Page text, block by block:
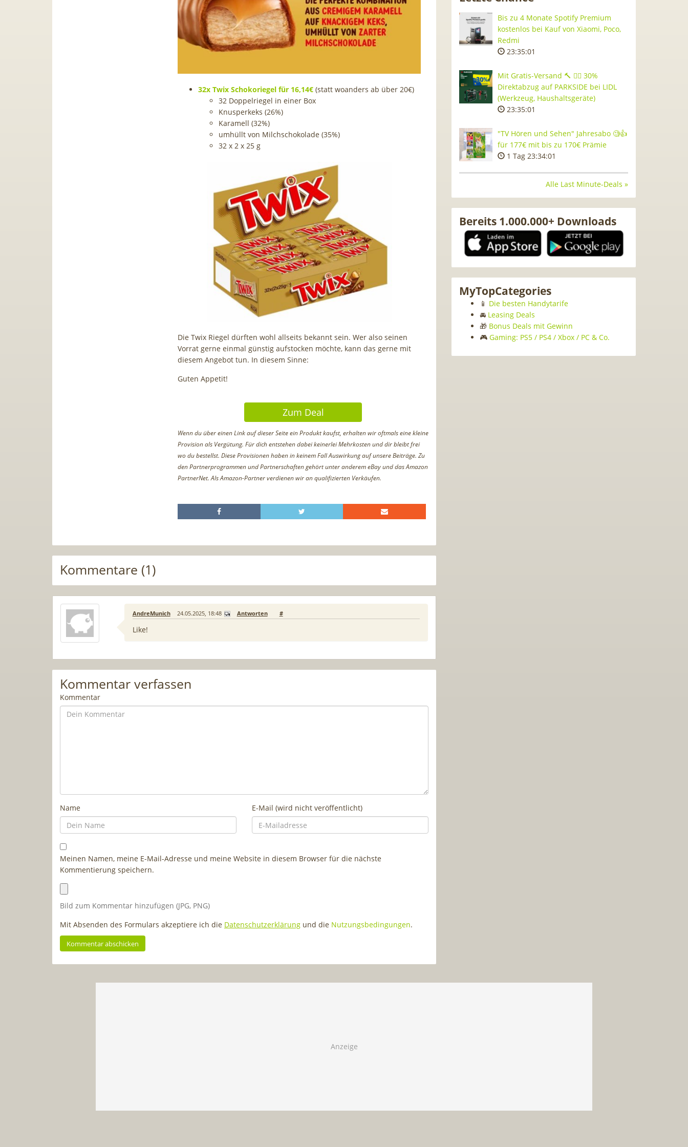
32x Twix Schokoriegel für 16,14€ (statt woanders ab über 20€)
32 Doppelriegel in einer Box
‎Knusperkeks (26%)
Karamell (32%)
umhüllt von Milchschokolade (35%)
32 x 2 x 25 g
Die Twix Riegel dürften wohl allseits bekannt sein. Wer also seinen
Vorrat gerne einmal günstig aufstocken möchte, kann das gerne mit
diesem Angebot tun. In diesem Sinne:
Guten Appetit!
Zum Deal
Wenn du über einen Link auf dieser Seite ein Produkt kaufst, erhalten wir oftmals eine kleine
Provision als Vergütung. Für dich entstehen dabei keinerlei Mehrkosten und dir bleibt frei
wo du bestellst. Diese Provisionen haben in keinem Fall Auswirkung auf unsere Beiträge. Zu
den Partnerprogrammen und Partnerschaften gehört unter anderem eBay und das Amazon
PartnerNet. Als Amazon-Partner verdienen wir an qualifizierten Verkäufen.
Kommentare (1)
AndreMunich 24.05.2025, 18:48 Antworten #
Like!
Kommentar verfassen
Kommentar
Name E-Mail (wird nicht veröffentlicht)
Meinen Namen, meine E-Mail-Adresse und meine Website in diesem Browser für die nächste
Kommentierung speichern.
Bild zum Kommentar hinzufügen (JPG, PNG)
Mit Absenden des Formulars akzeptiere ich die Datenschutzerklärung und die Nutzungsbedingungen.
Bis zu 4 Monate Spotify Premium
kostenlos bei Kauf von Xiaomi, Poco,
Redmi
23:35:00
Mit Gratis-Versand 🔨 👷‍♂️ 30%
Direktabzug auf PARKSIDE bei LIDL
(Werkzeug, Haushaltsgeräte)
23:35:00
"TV Hören und Sehen" Jahresabo 🧐👍
für 177€ mit bis zu 170€ Prämie
1 Tag 23:34:00
Alle Last Minute-Deals »
Bereits 1.000.000+ Downloads
MyTopCategories
📱 Die besten Handytarife
🚘 Leasing Deals
🎁 Bonus Deals mit Gewinn
🎮 Gaming: PS5 / PS4 / Xbox / PC & Co.